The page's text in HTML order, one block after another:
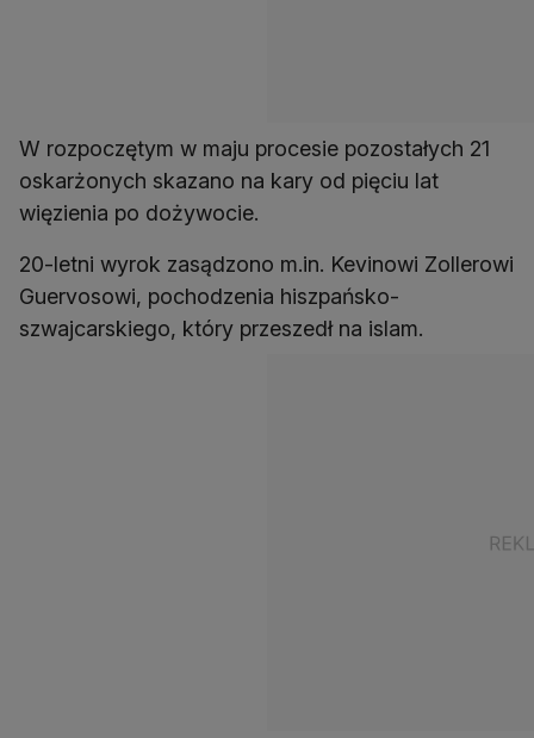
W rozpoczętym w maju procesie pozostałych 21
oskarżonych skazano na kary od pięciu lat
więzienia po dożywocie.
20-letni wyrok zasądzono m.in. Kevinowi Zollerowi
Guervosowi, pochodzenia hiszpańsko-
szwajcarskiego, który przeszedł na islam.